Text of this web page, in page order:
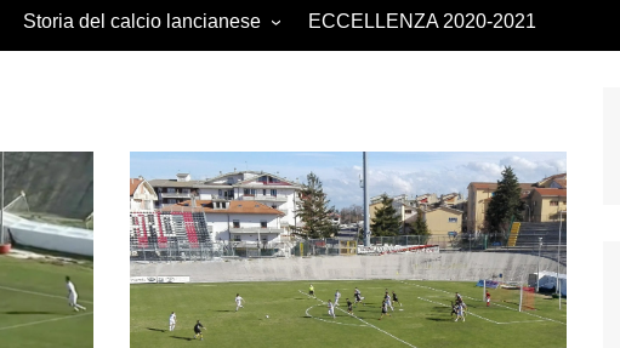
Storia del calcio lancianese ECCELLENZA 2020-2021